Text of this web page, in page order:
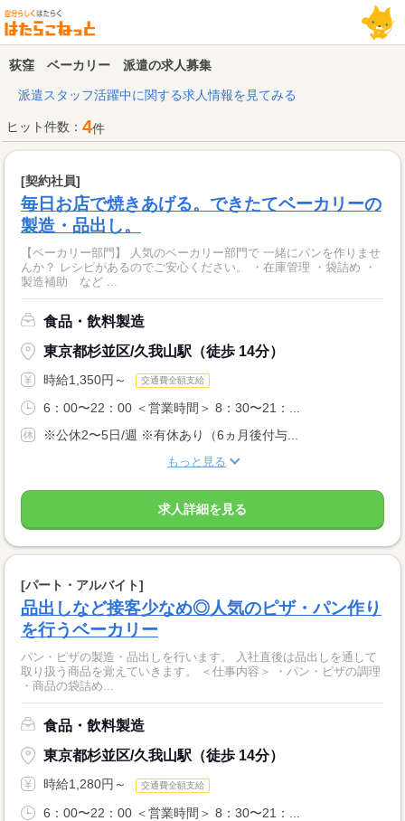
荻窪 ベーカリー 派遣の求人募集
派遣スタッフ活躍中に関する求人情報を見てみる
ヒット件数： 4件
[契約社員]
毎日お店で焼きあげる。できたてベーカリーの
製造・品出し。
【ベーカリー部門】 人気のベーカリー部門で 一緒にパンを作りませ
んか？ レシピがあるのでご安心ください。 ・在庫管理 ・袋詰め ・
製造補助 など ...
食品・飲料製造
東京都杉並区/久我山駅（徒歩 14分）
時給1,350円～ 交通費全額支給
6：00〜22：00 ＜営業時間＞ 8：30〜21：...
※公休2〜5日/週 ※有休あり（6ヵ月後付与...
もっと見る
求人詳細を見る
[パート・アルバイト]
品出しなど接客少なめ◎人気のピザ・パン作り
を行うベーカリー
パン・ピザの製造・品出しを行います。 入社直後は品出しを通して
取り扱う商品を覚えていきます。 ＜仕事内容＞ ・パン・ピザの調理
・商品の袋詰め...
食品・飲料製造
東京都杉並区/久我山駅（徒歩 14分）
時給1,280円～ 交通費全額支給
6：00〜22：00 ＜営業時間＞ 8：30〜21：...